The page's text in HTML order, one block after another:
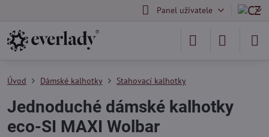
Panel uživatele
Úvod Dámské kalhotky Stahovací kalhotky
Jednoduché dámské kalhotky
eco-SI MAXI Wolbar